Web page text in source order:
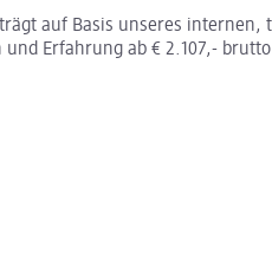
auf Basis unseres
und Erfahrung ab € 2.107,-